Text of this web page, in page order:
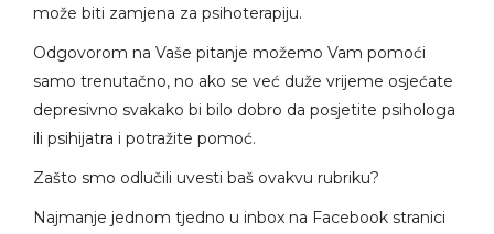
može biti zamjena za psihoterapiju.
Odgovorom na Vaše pitanje možemo Vam pomoći
samo trenutačno, no ako se već duže vrijeme osjećate
depresivno svakako bi bilo dobro da posjetite psihologa
ili psihijatra i potražite pomoć.
Zašto smo odlučili uvesti baš ovakvu rubriku?
Najmanje jednom tjedno u inbox na Facebook stranici